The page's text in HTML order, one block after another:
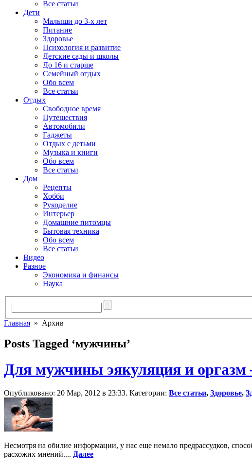
Все статьи
Дети
Малыши до 3-х лет
Питание
Здоровье
Психология и развитие
Детские сады и школы
До 16 и старше
Семейный отдых
Обо всем
Все статьи
Отдых
Свободное время
Путешествия
Автомобили
Гаджеты
Отдых с детьми
Музыка и книги
Обо всем
Все статьи
Дом
Рецепты
Хобби
Рукоделие
Интерьер
Домашние питомцы
Бытовая техника
Обо всем
Все статьи
Видео
Разное
Экономика и финансы
Наука
Главная » Архив
Posts Tagged ‘мужчины’
Для мужчины эякуляция и оргазм
Опубликовано: 20 Мар, 2012 в 23:33. Категории: Все статьи, Здоровье,
Несмотря на обилие информации, у нас еще немало предрассудков,
расхожих мнений.... Далее